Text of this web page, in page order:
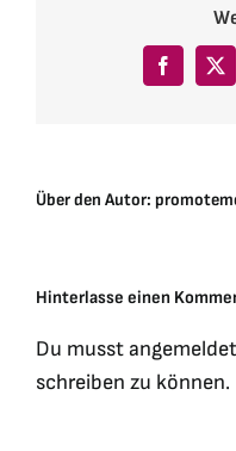
Facebook
X
Über den Autor:
Hinterlasse einen
Du musstangemeldet
schreiben zu können.